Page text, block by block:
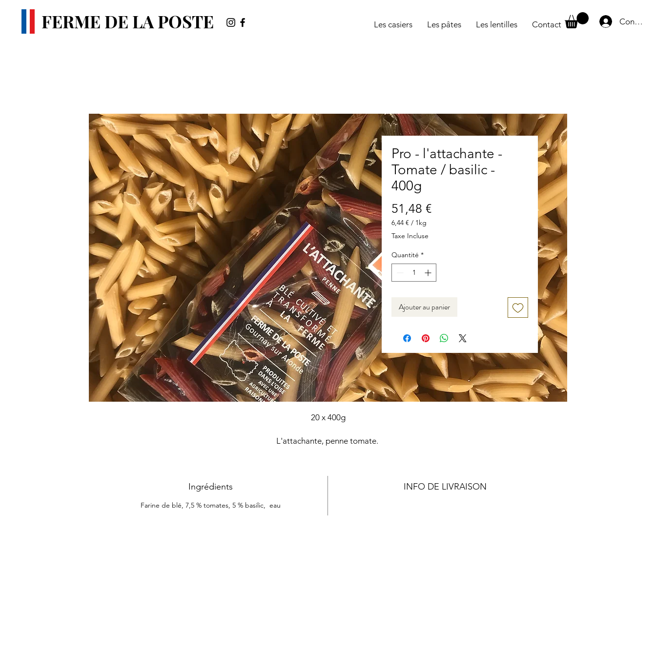
FERME DE LA POSTE Les casiers Les pâtes Les lentilles Contact
Pro - l'attachante -
Tomate / basilic -
400g
51,48 €Prix
6,44 € / 1kg
6,44 €
pour
1
Kilogramme
Taxe Incluse
Quantité *
Ajouter au panier
20 x 400g
L'attachante, penne tomate.
Ingrédients
Farine de blé, 7,5 % tomates, 5 % basilic, eau
INFO DE LIVRAISON